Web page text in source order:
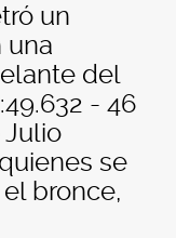
un
una
del
- 46
Julio
se
bronce,